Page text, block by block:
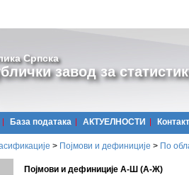
Српска
завод за
Базa података АКТУЕЛНОСТИ Контакт
> Појмови и дефиниције > По
Појмови и дефиниције А-Ш (А-Ж)